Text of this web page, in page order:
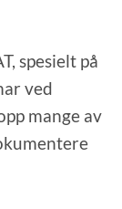
spesielt på
ved
mange av